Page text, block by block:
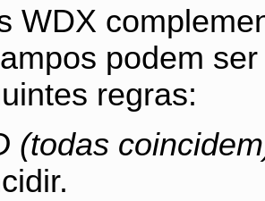
WDX
podem
regras:
(todas